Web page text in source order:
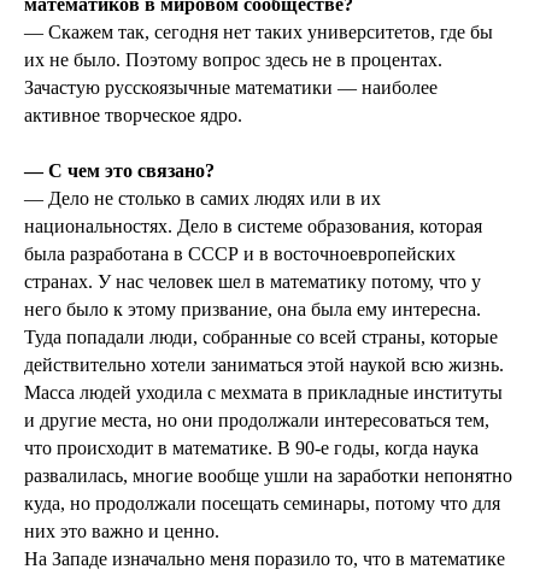
математиков в мировом сообществе?
— Скажем так, сегодня нет таких университетов, где бы
их не было. Поэтому вопрос здесь не в процентах.
Зачастую русскоязычные математики — наиболее
активное творческое ядро.
— С чем это связано?
— Дело не столько в самих людях или в их
национальностях. Дело в системе образования, которая
была разработана в СССР и в восточноевропейских
странах. У нас человек шел в математику потому, что у
него было к этому призвание, она была ему интересна.
Туда попадали люди, собранные со всей страны, которые
действительно хотели заниматься этой наукой всю жизнь.
Масса людей уходила с мехмата в прикладные институты
и другие места, но они продолжали интересоваться тем,
что происходит в математике. В 90-е годы, когда наука
развалилась, многие вообще ушли на заработки непонятно
куда, но продолжали посещать семинары, потому что для
них это важно и ценно.
На Западе изначально меня поразило то, что в математике